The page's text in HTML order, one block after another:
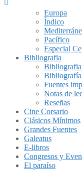
Europa
Índico
Pacífico
Especial
Bibliografia
Bibliografia
Bibliografía
Fuentes
Notas de
Reseñas
Cine Corsario
Clásicos Mínimos
Grandes Fuentes
Galeatus
E-libros
Congresos y
El paraíso